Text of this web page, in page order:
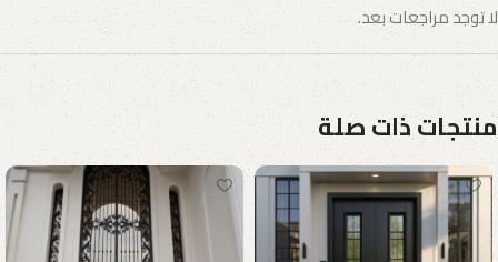
لا توجد مراجعات بعد.
منتجات ذات صلة